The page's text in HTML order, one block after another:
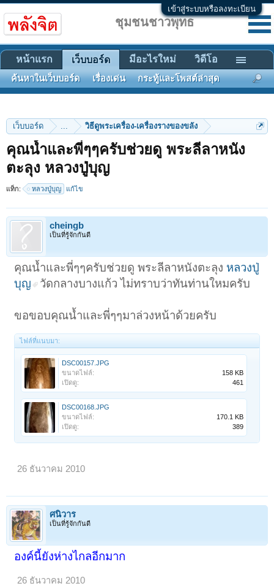
เข้าสู่ระบบหรือลงทะเบียน
เว็บบอร์ด ... วิธีดูพระเครื่อง-เครื่องรางของขลัง
คุณน้ำและพี่ๆๆครับช่วยดู พระลีลาหนัง
ตะลุง หลวงปู่บุญ
แท็ก: หลวงปู่บุญ แก้ไข
cheingb
เป็นที่รู้จักกันดี
คุณน้ำและพี่ๆๆครับช่วยดู พระลีลาหนังตะลุง หลวงปู่
บุญ
วัดกลางบางแก้ว ไม่ทราบว่าทันท่านใหมครับ
ขอขอบคุณน้ำและพี่ๆๆมาล่วงหน้าด้วยครับ
ไฟล์ที่แนบมา:
DSC00157.JPG
ขนาดไฟล์:
158 KB
เปิดดู:
461
DSC00168.JPG
ขนาดไฟล์:
170.1 KB
เปิดดู:
389
26 ธันวาคม 2010
ศนิวาร
เป็นที่รู้จักกันดี
องค์นี้ยังห่างไกลอีกมาก
26 ธันวาคม 2010
ชุมชนชาวพุทธ
หน้าแรก เว็บบอร์ด
ค้นหาในเว็บบอร์ด เรื่องเด่น กระทู้และโพสต์ล่าสุด
มีอะไรใหม่ วิดีโอ